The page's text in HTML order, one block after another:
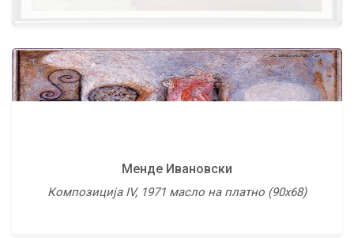
Менде Ивановски
Композиција IV, 1971 масло на платно (90х68)
Миливоје Новаковиќ - Кањош
Пејзаж, масло на платно (56х66)